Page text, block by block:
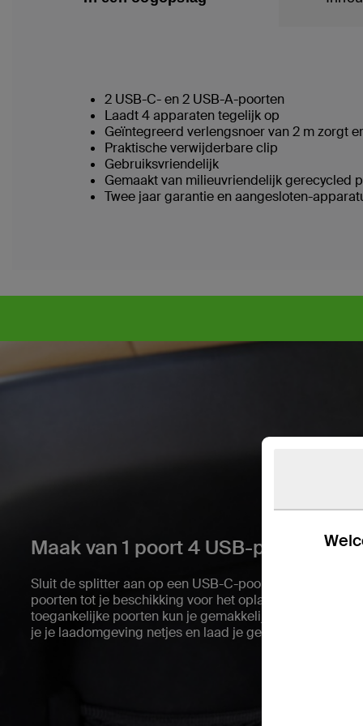
2 USB-C- en 2 USB-A-poorten
Laadt 4 apparaten tegelijk op
Geïntegreerd verlengsnoer van 2 m zorgt
Praktische verwijderbare clip
Gebruiksvriendelijk
Gemaakt van milieuvriendelijk gerecycled
Twee jaar garantie en aangesloten-
Maak van 1 poort 4 USB-poorten.
Sluit de splitter aan op een USB-C-poort en je hebt
poorten tot je beschikking voor het opladen van vier
toegankelijke poorten kun je gemakkelijk delen met
je je laadomgeving netjes en laad je gemakkelijk